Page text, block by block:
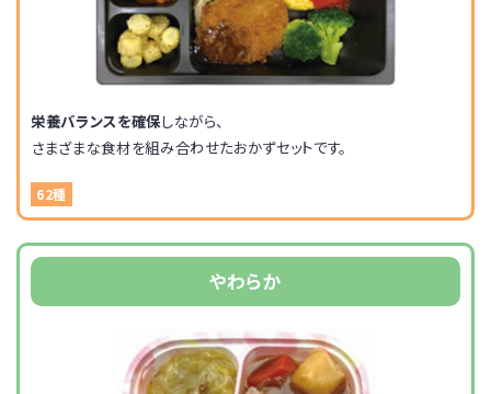
栄養バランスを確保しながら、
さまざまな食材を組み合わせたおかずセットです。
62種
やわらか